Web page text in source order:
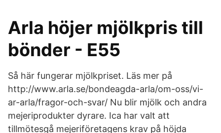
Arla höjer mjölkpris till
bönder - E55
Så här fungerar mjölkpriset. Läs mer på
http://www.arla.se/bondeagda-arla/om-oss/vi-
ar-arla/fragor-och-svar/ Nu blir mjölk och andra
mejeriprodukter dyrare. Ica har valt att
tillmötesgå mejeriföretagens krav på höjda